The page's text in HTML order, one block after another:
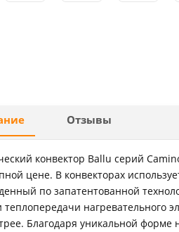
Отзывы
конвектор Ballu серий
цене. В конвекторах
по запатентованной
нагревательного
Благодаря уникальной форме